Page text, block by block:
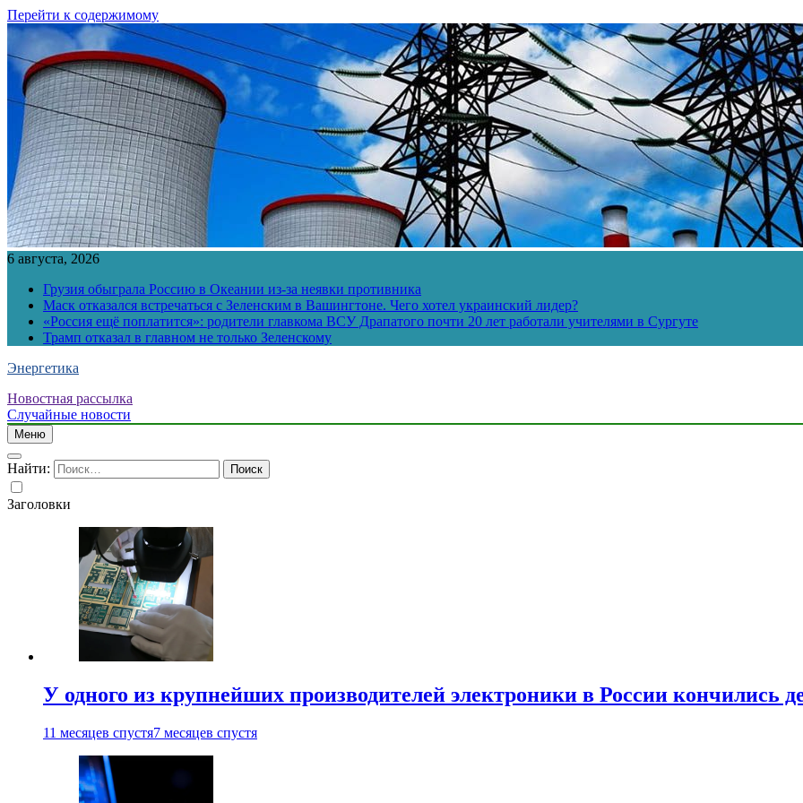
Перейти к содержимому
6 августа, 2026
Грузия обыграла Россию в Океании из-за неявки противника
Маск отказался встречаться с Зеленским в Вашингтоне. Чего хотел украинский лидер?
«Россия ещё поплатится»: родители главкома ВСУ Драпатого почти 20 лет работали учителями в Сургуте
Трамп отказал в главном не только Зеленскому
Энергетика
Новостная рассылка
Случайные новости
Меню
Найти:
Заголовки
У одного из крупнейших производителей электроники в России кончились
11 месяцев спустя7 месяцев спустя